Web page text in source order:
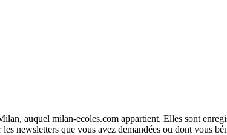
auquel milan-ecoles.com appartient. Elles sont
newsletters que vous avez demandées ou dont vous